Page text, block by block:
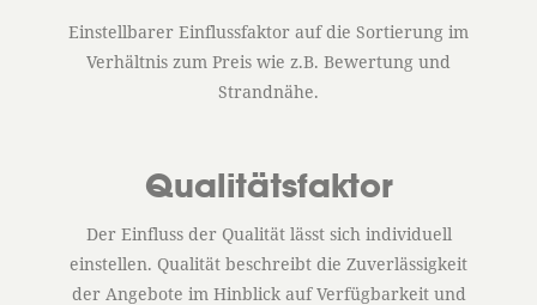
Einstellbarer Einflussfaktor auf die Sortierung im
Verhältnis zum Preis wie z.B. Bewertung und
Strandnähe.
Qualitätsfaktor
Der Einfluss der Qualität lässt sich individuell
einstellen. Qualität beschreibt die Zuverlässigkeit
der Angebote im Hinblick auf Verfügbarkeit und